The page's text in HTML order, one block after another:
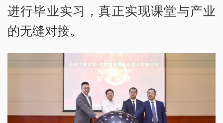
进行毕业实习，真正实现课堂与产业
的无缝对接。